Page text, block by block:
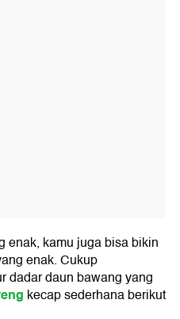
enak, kamu juga bisa bikin
enak. Cukup
dadar daun bawang yang
kecap sederhana berikut